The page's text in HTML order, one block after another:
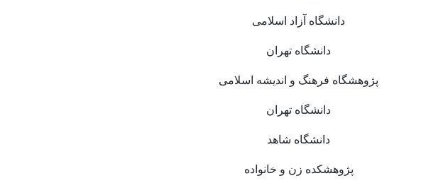
دانشگاه آزاد اسلامی
دانشگاه تهران
پژوهشگاه فرهنگ و اندیشه اسلامی
دانشگاه تهران
دانشگاه شاهد
پژوهشکده زن و خانواده